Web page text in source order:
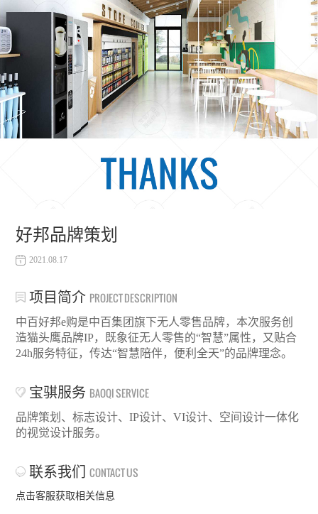
好邦品牌策划
2021.08.17
项目简介 PROJECT DESCRIPTION
中百好邦e购是中百集团旗下无人零售品牌，本次服务创
造猫头鹰品牌IP，既象征无人零售的“智慧”属性，又贴合
24h服务特征，传达“智慧陪伴，便利全天”的品牌理念。
宝骐服务 BAOQI SERVICE
品牌策划、标志设计、IP设计、VI设计、空间设计一体化
的视觉设计服务。
联系我们 CONTACT US
点击客服获取相关信息